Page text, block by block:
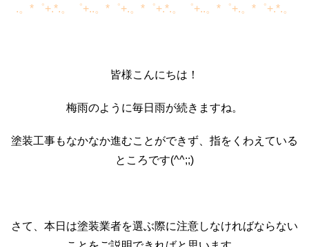
.。*゜+.*.。゜+..。*゜+.。*゜+.*.。゜+..。*゜+.。*゜+.*.。
皆様こんにちは！
梅雨のように毎日雨が続きますね。
塗装工事もなかなか進むことができず、指をくわえている
ところです(^^;;)
さて、本日は塗装業者を選ぶ際に注意しなければならない